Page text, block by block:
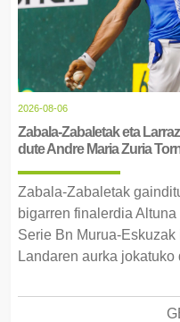
2026-08-06
Zabala-Zabaletak eta
dute Andre Maria Zuria
Zabala-Zabaletak
bigarren finalerdia
Serie Bn Murua-
Landaren aurka